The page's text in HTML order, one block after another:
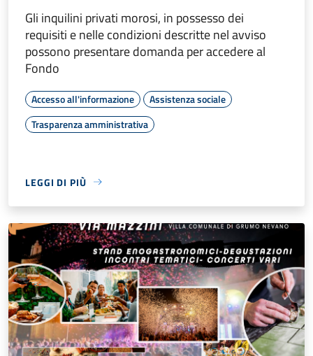
Gli inquilini privati morosi, in possesso dei
requisiti e nelle condizioni descritte nel avviso
possono presentare domanda per accedere al
Fondo
Accesso all'informazione
Assistenza sociale
Trasparenza amministrativa
LEGGI DI PIÙ